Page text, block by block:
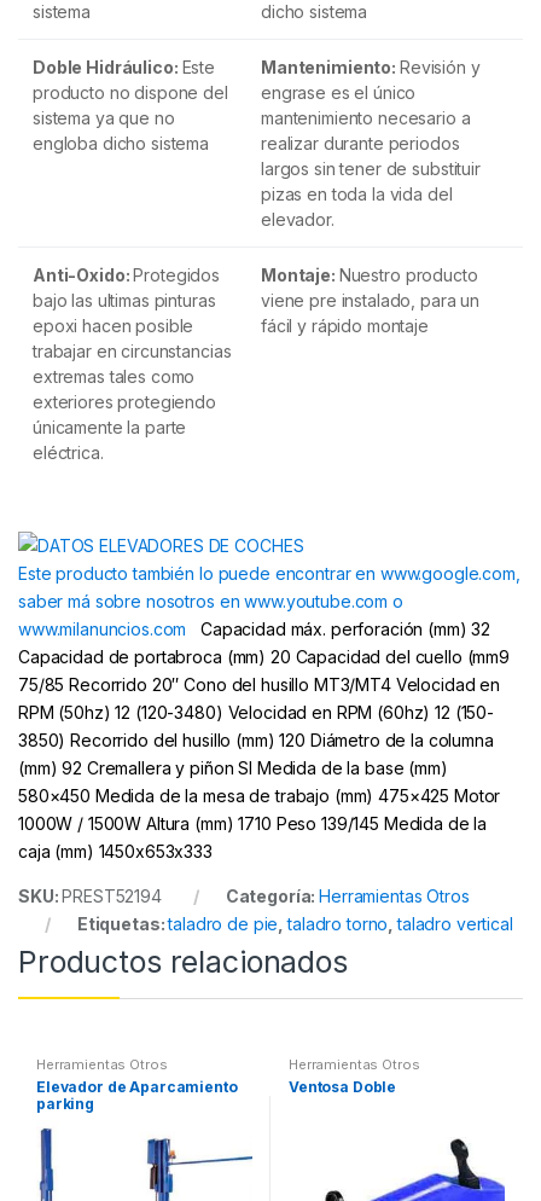
sistema
dicho sistema
Doble Hidráulico: Este
producto no dispone del
sistema ya que no
engloba dicho sistema
Mantenimiento: Revisión y
engrase es el único
mantenimiento necesario a
realizar durante periodos
largos sin tener de substituir
pizas en toda la vida del
elevador.
Anti-Oxido:Protegidos
bajo las ultimas pinturas
epoxi hacen posible
trabajar en circunstancias
extremas tales como
exteriores protegiendo
únicamente la parte
eléctrica.
Montaje: Nuestro producto
viene pre instalado, para un
fácil y rápido montaje
Este producto también lo puede encontrar en www.google.com,
saber má sobre nosotros en www.youtube.com o
www.milanuncios.com
Capacidad máx. perforación (mm) 32
Capacidad de portabroca (mm) 20 Capacidad del cuello (mm9
75/85 Recorrido 20″ Cono del husillo MT3/MT4 Velocidad en
RPM (50hz) 12 (120-3480) Velocidad en RPM (60hz) 12 (150-
3850) Recorrido del husillo (mm) 120 Diámetro de la columna
(mm) 92 Cremallera y piñon SI Medida de la base (mm)
580×450 Medida de la mesa de trabajo (mm) 475×425 Motor
1000W / 1500W Altura (mm) 1710 Peso 139/145 Medida de la
caja (mm) 1450x653x333
SKU:PREST52194 Categoría:Herramientas Otros
Etiquetas:taladro de pie ,taladro torno ,taladro vertical
Productos relacionados
Herramientas Otros
Elevador de Aparcamiento
parking
Herramientas Otros
Ventosa Doble